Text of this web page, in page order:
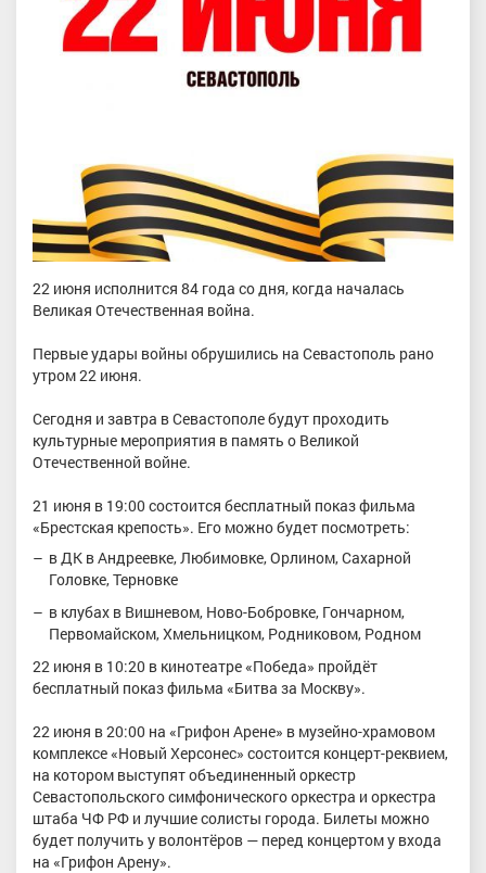
22 июня исполнится 84 года со дня, когда началась
Великая Отечественная война.
Первые удары войны обрушились на Севастополь рано
утром 22 июня.
Сегодня и завтра в Севастополе будут проходить
культурные мероприятия в память о Великой
Отечественной войне.
21 июня в 19:00 состоится бесплатный показ фильма
«Брестская крепость». Его можно будет посмотреть:
в ДК в Андреевке, Любимовке, Орлином, Сахарной
Головке, Терновке
в клубах в Вишневом, Ново-Бобровке, Гончарном,
Первомайском, Хмельницком, Родниковом, Родном
22 июня в 10:20 в кинотеатре «Победа» пройдёт
бесплатный показ фильма «Битва за Москву».
22 июня в 20:00 на «Грифон Арене» в музейно-храмовом
комплексе «Новый Херсонес» состоится концерт-реквием,
на котором выступят объединенный оркестр
Севастопольского симфонического оркестра и оркестра
штаба ЧФ РФ и лучшие солисты города. Билеты можно
будет получить у волонтёров — перед концертом у входа
на «Грифон Арену».